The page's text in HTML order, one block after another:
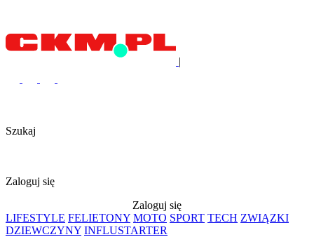
|
Szukaj
Zaloguj się
Zaloguj się
LIFESTYLE FELIETONY MOTO SPORT TECH ZWIĄZKI
DZIEWCZYNY INFLUSTARTER